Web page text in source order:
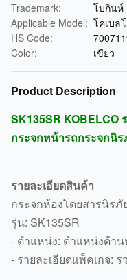
Trademark:
โบกินห์
Applicable Model: โคเบล
HS Code:
Color:
เขียว
Product Description
SK135SR
กระจกหน้ารถกระจกนิร
รายละเอียดสินค้า
กระจกห้องโดยสารนิร
รุ่น: SK135SR
- ตำแหน่ง: ตำแหน่งด้าน
- รายละเอียดแพ็คเกจ: